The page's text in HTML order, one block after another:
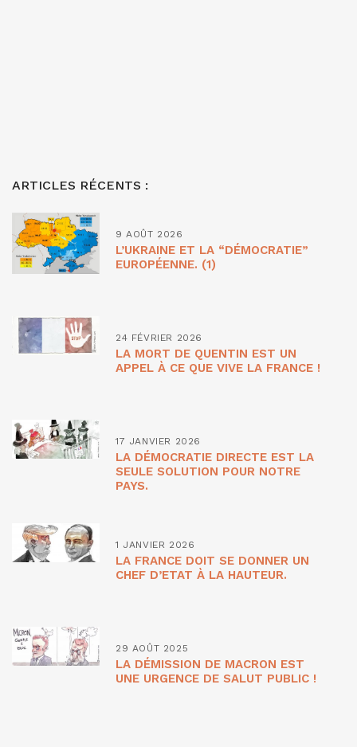
ARTICLES RÉCENTS :
9 AOÛT 2026
L’UKRAINE ET LA “DÉMOCRATIE”
EUROPÉENNE. (1)
24 FÉVRIER 2026
LA MORT DE QUENTIN EST UN
APPEL À CE QUE VIVE LA FRANCE !
17 JANVIER 2026
LA DÉMOCRATIE DIRECTE EST LA
SEULE SOLUTION POUR NOTRE
PAYS.
1 JANVIER 2026
LA FRANCE DOIT SE DONNER UN
CHEF D’ETAT À LA HAUTEUR.
29 AOÛT 2025
LA DÉMISSION DE MACRON EST
UNE URGENCE DE SALUT PUBLIC !